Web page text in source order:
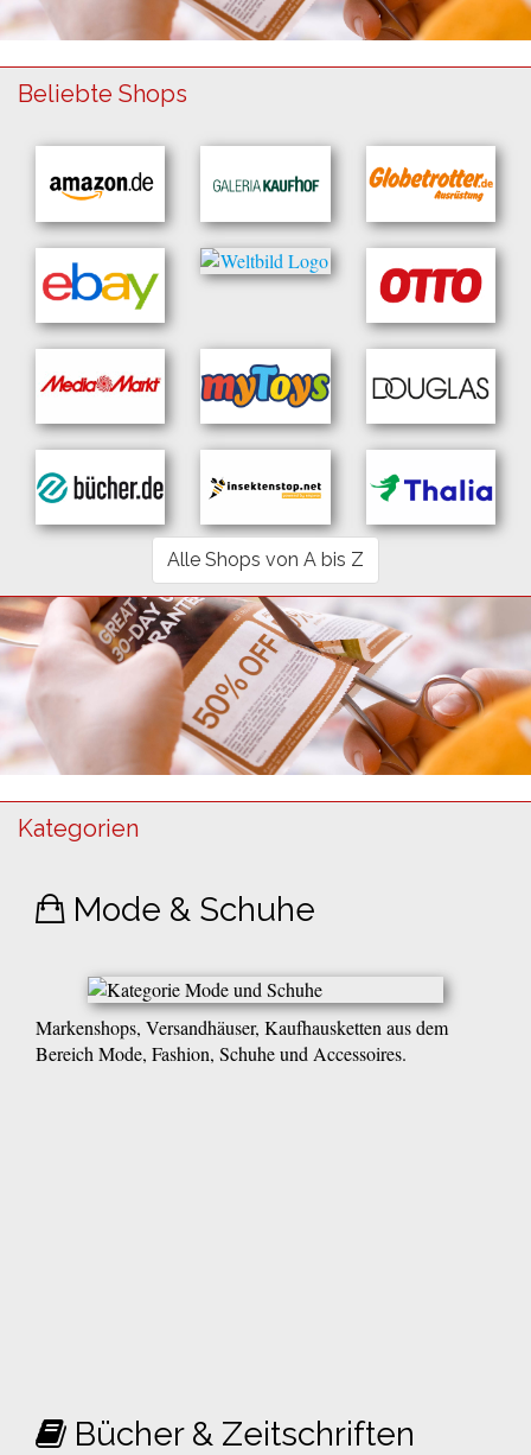
Beliebte Shops
Alle Shops von A bis Z
Kategorien
Mode & Schuhe
Markenshops, Versandhäuser, Kaufhausketten aus dem
Bereich Mode, Fashion, Schuhe und Accessoires.
Bücher & Zeitschriften